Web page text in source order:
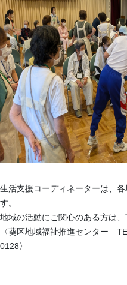
生活支援コーディネーターは、
す。
地域の活動にご関心のある方は、
〈葵区地域福祉推進センター
0128〉